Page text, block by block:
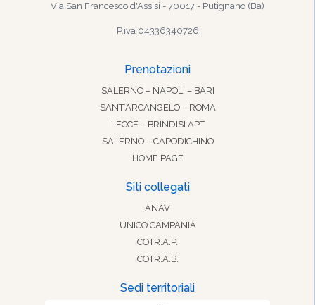
Via San Francesco d'Assisi - 70017 - Putignano (Ba)
P.iva 04336340726
Prenotazioni
SALERNO – NAPOLI – BARI
SANT’ARCANGELO – ROMA
LECCE – BRINDISI APT
SALERNO – CAPODICHINO
HOME PAGE
Siti collegati
ANAV
UNICO CAMPANIA
COTR.A.P.
COTR.A.B.
Sedi territoriali